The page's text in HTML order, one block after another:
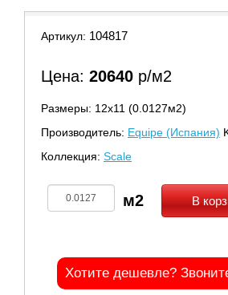
Артикул: 104817
Цена: 20640 р/м2
Размеры: 12х11 (0.0127м2)
Производитель: Equipe (Испания)
Коллекция: Scale
В
Хотите дешевле?